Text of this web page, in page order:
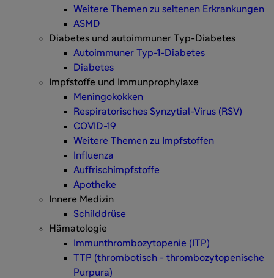
Weitere Themen zu seltenen Erkrankungen
ASMD
Diabetes und autoimmuner Typ-Diabetes
Autoimmuner Typ-1-Diabetes
Diabetes
Impfstoffe und Immunprophylaxe
Meningokokken
Respiratorisches Synzytial-Virus (RSV)
COVID-19
Weitere Themen zu Impfstoffen
Influenza
Auffrischimpfstoffe
Apotheke
Innere Medizin
Schilddrüse
Hämatologie
Immunthrombozytopenie (ITP)
TTP (thrombotisch - thrombozytopenische
Purpura)